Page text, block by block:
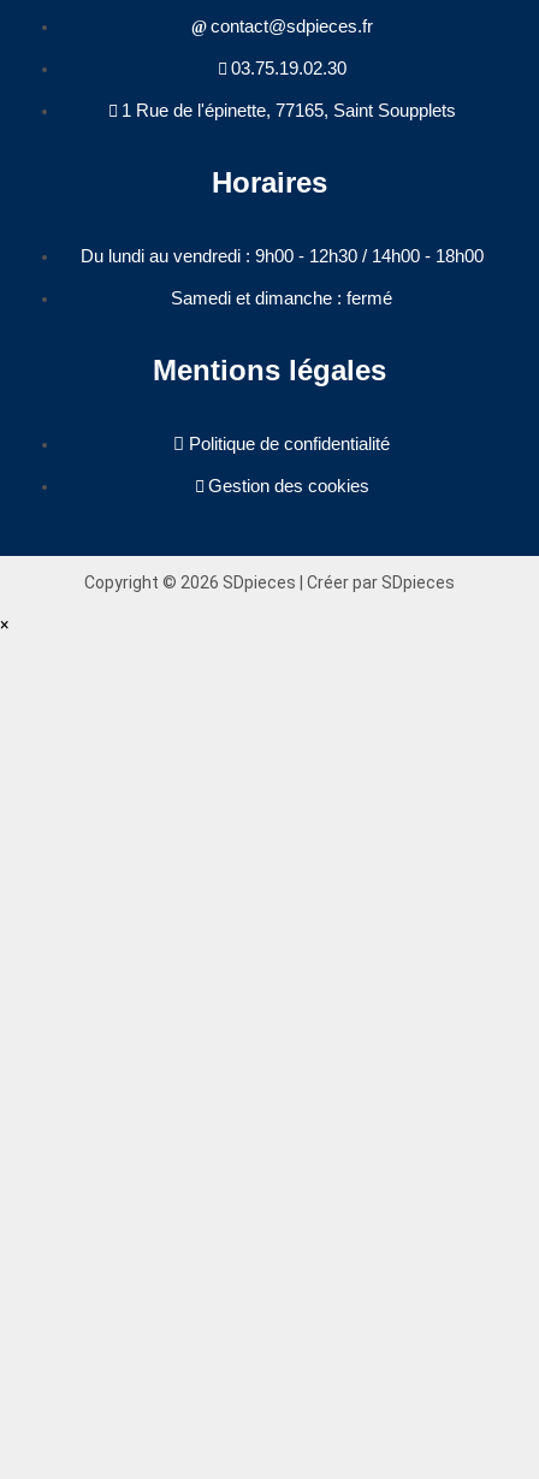
contact@sdpieces.fr
03.75.19.02.30
1 Rue de l'épinette, 77165, Saint Soupplets
Horaires
Du lundi au vendredi : 9h00 - 12h30 / 14h00 - 18h00​
Samedi et dimanche : fermé
Mentions légales
Politique de confidentialité
Gestion des cookies
Copyright © 2026 SDpieces | Créer par SDpieces
×